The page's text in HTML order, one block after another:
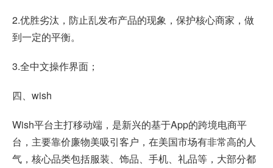
2.优胜劣汰，防止乱发布产品的现象，保护核心商家，做
到一定的平衡。
3.全中文操作界面；
四、wish
Wish平台主打移动端，是新兴的基于App的跨境电商平
台，主要靠价廉物美吸引客户，在美国市场有非常高的人
气，核心品类包括服装、饰品、手机、礼品等，大部分都